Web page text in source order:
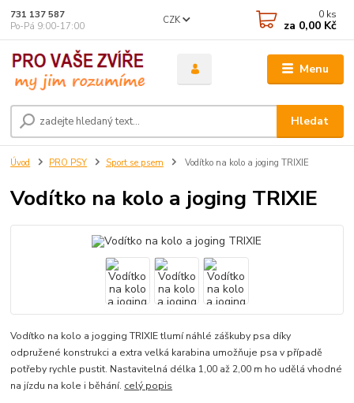
Menu
CZK
Hledat
731 137 587
Po-Pá 9:00-17:00
0 ks
za 0,00 Kč
Úvod PRO PSY Sport se psem Vodítko na kolo a joging TRIXIE
Vodítko na kolo a joging TRIXIE
Vodítko na kolo a jogging TRIXIE tlumí náhlé záškuby psa díky
odpružené konstrukci a extra velká karabina umožňuje psa v případě
potřeby rychle pustit. Nastavitelná délka 1,00 až 2,00 m ho udělá vhodné
na jízdu na kole i běhání. celý popis